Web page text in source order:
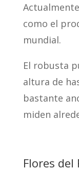
como el
mundial.
El robusta
altura de
bastante
miden
Flores del